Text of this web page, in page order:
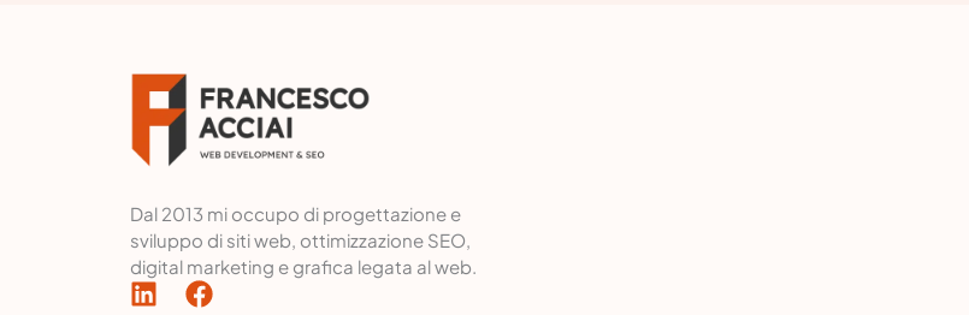
Dal 2013 mi occupo di progettazione e
sviluppo di siti web, ottimizzazione SEO,
digital marketing e grafica legata al web.
L F